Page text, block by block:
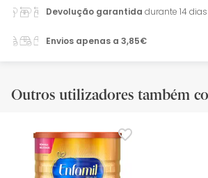
Devolução garantida durante 14 dias
Envios apenas a 3,85€
Outros utilizadores também